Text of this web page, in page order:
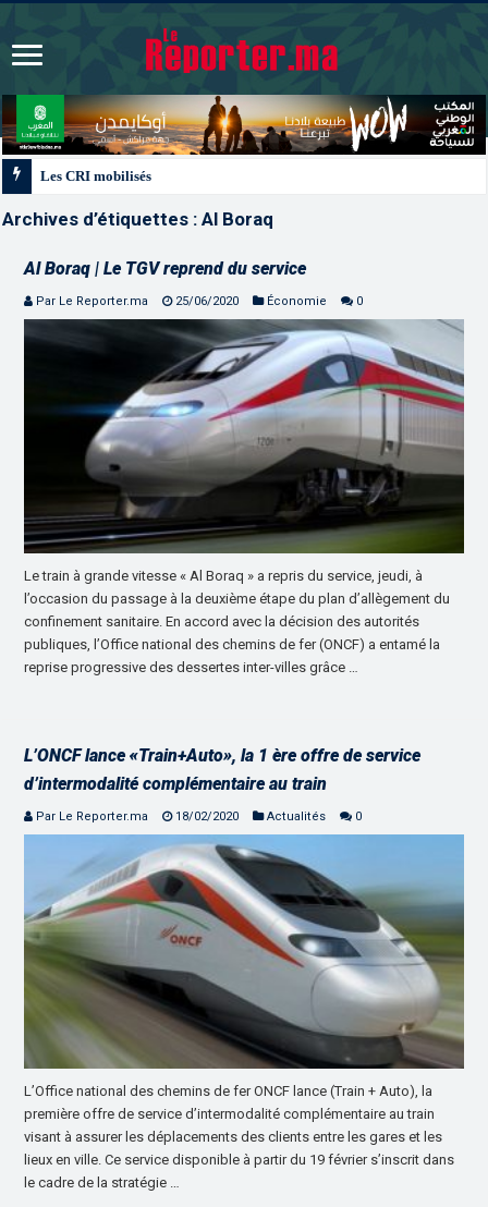
Les CRI mobilisés du 10 au 13 août pour accompagner les projets des
Archives d’étiquettes :Al Boraq
Al Boraq | Le TGV reprend du service
Par Le Reporter.ma 25/06/2020 Économie 0
Le train à grande vitesse « Al Boraq » a repris du service, jeudi, à
l’occasion du passage à la deuxième étape du plan d’allègement du
confinement sanitaire. En accord avec la décision des autorités
publiques, l’Office national des chemins de fer (ONCF) a entamé la
reprise progressive des dessertes inter-villes grâce …
L’ONCF lance «Train+Auto», la 1 ère offre de service
d’intermodalité complémentaire au train
Par Le Reporter.ma 18/02/2020 Actualités 0
L’Office national des chemins de fer ONCF lance (Train + Auto), la
première offre de service d’intermodalité complémentaire au train
visant à assurer les déplacements des clients entre les gares et les
lieux en ville. Ce service disponible à partir du 19 février s’inscrit dans
le cadre de la stratégie …